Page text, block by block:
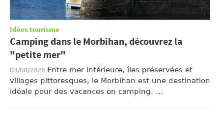
Idées tourisme
Camping dans le Morbihan, découvrez la
"petite mer"
03/08/2026 Entre mer intérieure, îles préservées et
villages pittoresques, le Morbihan est une destination
idéale pour des vacances en camping. ...